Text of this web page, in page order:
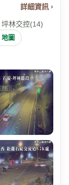
詳細資訊 ›
林交控(14)
圖